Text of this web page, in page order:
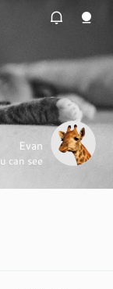
Evan
can see